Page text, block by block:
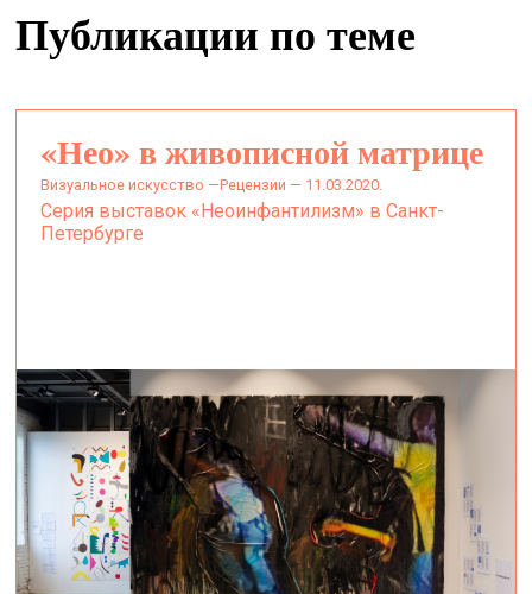
Публикации по теме
«Нео» в живописной матрице
визуальное искусство —Рецензии — 11.03.2020.
Серия выставок «Неоинфантилизм» в Санкт-
Петербурге